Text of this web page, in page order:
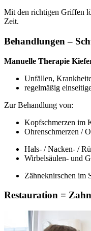
Mit den richtigen Griffen
Zeit.
Behandlungen –
Manuelle Therapie
Unfällen,
regelmäßig
Zur Behandlung von:
Kopfschmerzen im
Ohrenschmerzen /
Hals- / Nacken- /
Wirbelsäulen- und
Zähneknirschen im
Restauration =